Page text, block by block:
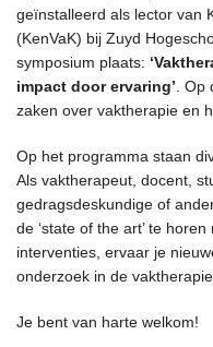
geïnstalleerd als lector van
(KenVaK) bij Zuyd
symposium plaats:
impact door ervaring’ .
zaken over vaktherapie en
Op het programma staan
Als vaktherapeut, docent,
gedragsdeskundige of
de ‘state of the art’ te
interventies, ervaar je
onderzoek in de
Je bent van harte welkom!